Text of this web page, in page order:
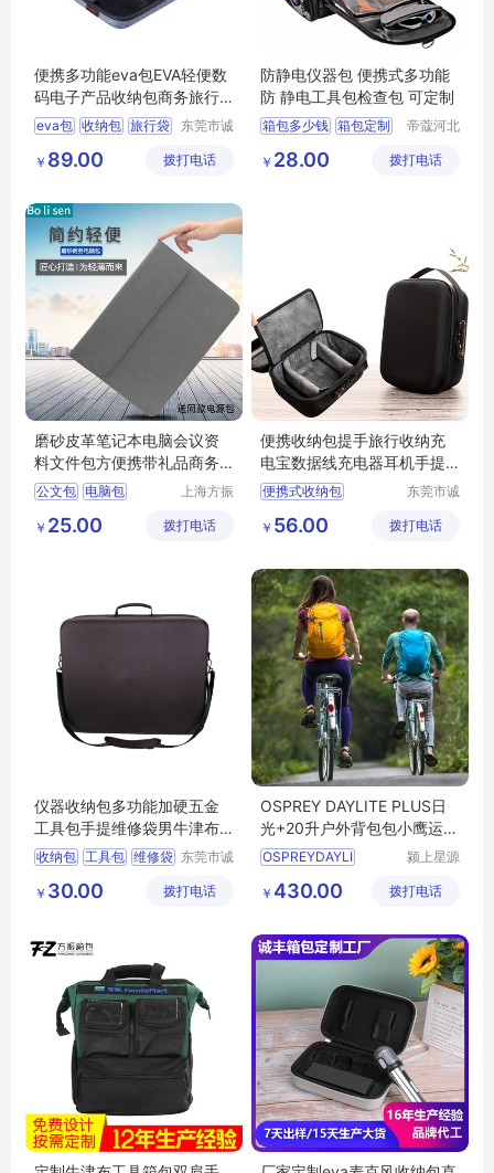
便携多功能eva包EVA轻便数
码电子产品收纳包商务旅行
袋手提收纳盒
eva包 收纳包 旅行袋
收纳盒
东莞市诚
限公司
￥ 89.00 拨打电话
防静电仪器包 便携式多功能
防 静电工具包检查包 可定制
箱包多少钱 箱包定制
箱包厂家
帝蔻河北
有限公司
￥ 28.00 拨打电话
磨砂皮革笔记本电脑会议资
料文件包方便携带礼品商务
电脑包
公文包 电脑包
上海方振
有限公司
￥ 25.00 拨打电话
便携收纳包提手旅行收纳充
电宝数据线充电器耳机手提
数码收纳箱子
便携式收纳包
数据线收纳包
手提包
东莞市诚
限公司
￥ 56.00 拨打电话
仪器收纳包多功能加硬五金
工具包手提维修袋男牛津布
手电钻收纳箱
收纳包 工具包 维修袋 东莞市诚
限公司
￥ 30.00 拨打电话
OSPREY DAYLITE PLUS日
光+20升户外背包包小鹰运动
功能双肩包
OSPREYDAYLI
颍上星源
有限公司
￥ 430.00 拨打电话